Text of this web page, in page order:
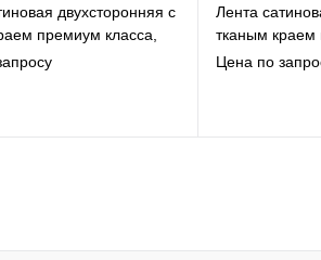
двухсторонняя c
премиум класса,
20мм*200м
Лента
тканым краем
ярко-красная,
Цена по